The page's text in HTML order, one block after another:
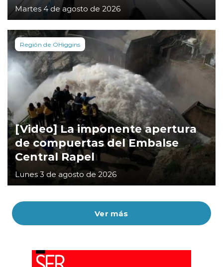
Ver más
Martes 4 de agosto de 2026
Región de OHiggins
[Video] La imponente apertura
de compuertas del Embalse
Central Rapel
Lunes 3 de agosto de 2026